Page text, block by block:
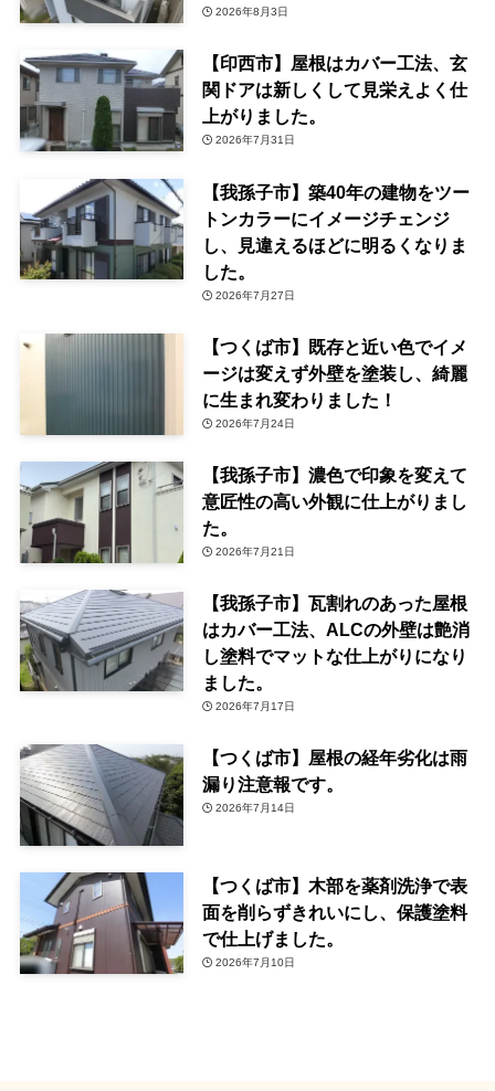
2026年8月3日
【印西市】屋根はカバー工法、玄
関ドアは新しくして見栄えよく仕
上がりました。
2026年7月31日
【我孫子市】築40年の建物をツー
トンカラーにイメージチェンジ
し、見違えるほどに明るくなりま
した。
2026年7月27日
【つくば市】既存と近い色でイメ
ージは変えず外壁を塗装し、綺麗
に生まれ変わりました！
2026年7月24日
【我孫子市】濃色で印象を変えて
意匠性の高い外観に仕上がりまし
た。
2026年7月21日
【我孫子市】瓦割れのあった屋根
はカバー工法、ALCの外壁は艶消
し塗料でマットな仕上がりになり
ました。
2026年7月17日
【つくば市】屋根の経年劣化は雨
漏り注意報です。
2026年7月14日
【つくば市】木部を薬剤洗浄で表
面を削らずきれいにし、保護塗料
で仕上げました。
2026年7月10日